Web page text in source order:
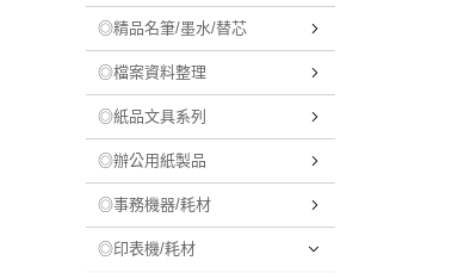
◎精品名筆/墨水/替芯
◎檔案資料整理
◎紙品文具系列
◎辦公用紙製品
◎事務機器/耗材
◎印表機/耗材